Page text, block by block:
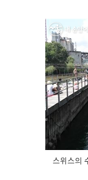
스위스의